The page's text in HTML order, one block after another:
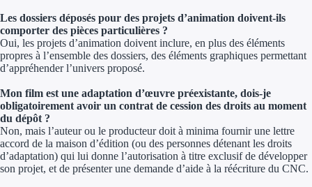
Les dossiers déposés pour des projets d’animation doivent-ils
comporter des pièces particulières ?
Oui, les projets d’animation doivent inclure, en plus des éléments
propres à l’ensemble des dossiers, des éléments graphiques permettant
d’appréhender l’univers proposé.
Mon film est une adaptation d’œuvre préexistante, dois-je
obligatoirement avoir un contrat de cession des droits au moment
du dépôt ?
Non, mais l’auteur ou le producteur doit à minima fournir une lettre
accord de la maison d’édition (ou des personnes détenant les droits
d’adaptation) qui lui donne l’autorisation à titre exclusif de développer
son projet, et de présenter une demande d’aide à la réécriture du CNC.